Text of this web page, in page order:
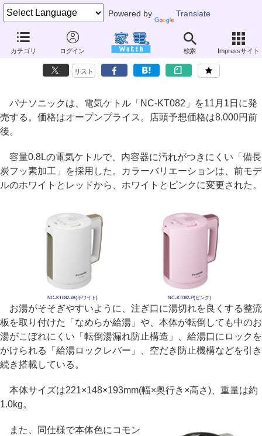
Powered by Translate
カテゴリ ログイン 検索 Impressサイト
パナソニック、ピンクが選べる電気ケトル
～NIGHT COLORのブラックモデルも
リスト
パナソニックは、電気ケトル「NC-KT082」を11月1日に発
売する。価格はオープンプライス。店頭予想価格は8,000円前
後。
容量0.8Lの電気ケトルで、内容器に汚れがつきにくい「備長
炭フッ素加工」を採用した。カラーバリエーションは、前モデ
ルのホワイトとレッドから、ホワイトとピンクに変更された。
NC-KT082-W(ホワイト) NC-KT082-P(ピンク)
お湯がそそぎやすいように、注ぎ口に湯切れを良くする整流
板を取り付けた「なめらか給湯」や、本体が転倒しても中のお
湯がこぼれにくい「転倒湯漏れ防止構造」、給湯口にロックを
かけられる「給湯ロックレバー」、空だき防止機構などを引き
続き搭載している。
本体サイズは221×148×193mm(幅×奥行き×高さ)、重量は約
1.0kg。
また、同仕様で本体色にコモン